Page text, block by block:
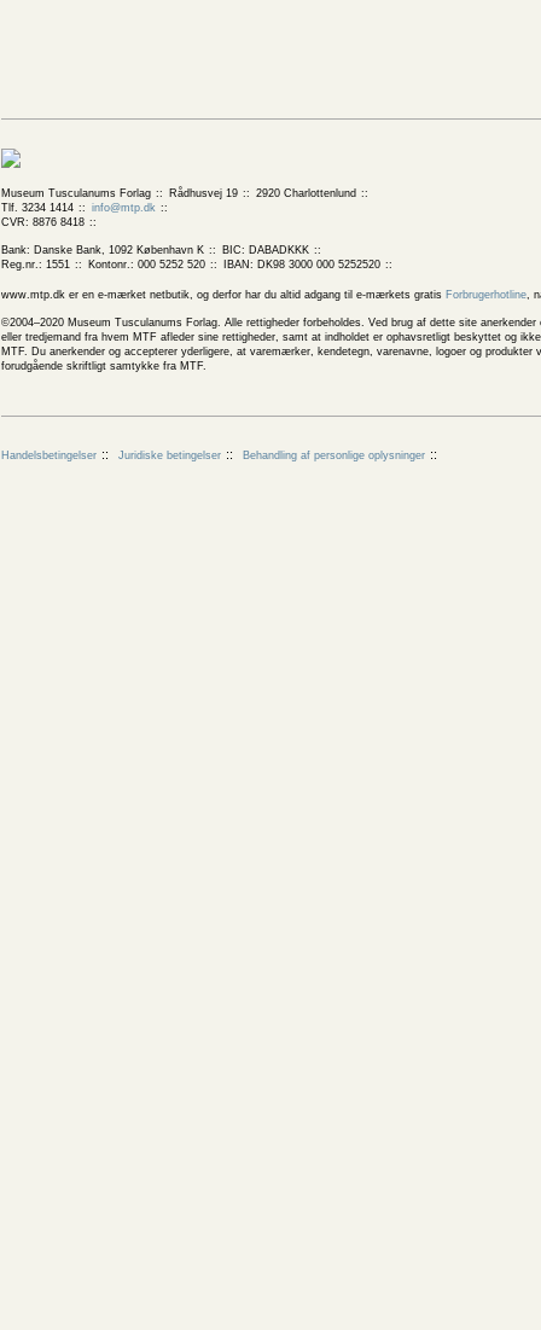
Museum Tusculanums Forlag Rådhusvej 19
2920 Charlottenlund
Tlf. 3234 1414
info@mtp.dk
CVR: 8876 8418
Bank: Danske Bank, 1092 København K
BIC: DABADKKK
Reg.nr.: 1551
Kontonr.: 000 5252 520 IBAN: DK98 3000 000 5252520
www.mtp.dk er en e-mærket netbutik, og derfor har du altid adgang til e-mærkets gratis Forbrugerhotline,
©2004–2020 Museum Tusculanums Forlag. Alle rettigheder forbeholdes. Ved brug af dette site
eller tredjemand fra hvem MTF afleder sine rettigheder, samt at indholdet er ophavsretligt beskyttet og
MTF. Du anerkender og accepterer yderligere, at varemærker, kendetegn, varenavne, logoer og
forudgående skriftligt samtykke fra MTF.
Handelsbetingelser Juridiske betingelser Behandling af personlige oplysninger